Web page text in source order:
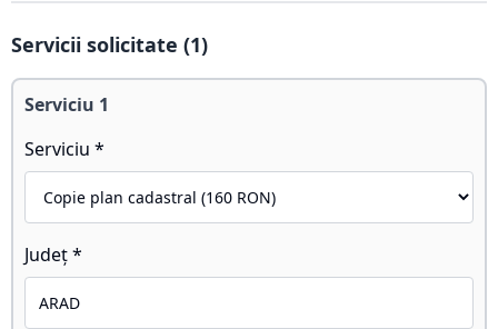
Servicii solicitate (1)
Serviciu 1
Serviciu *
Județ *